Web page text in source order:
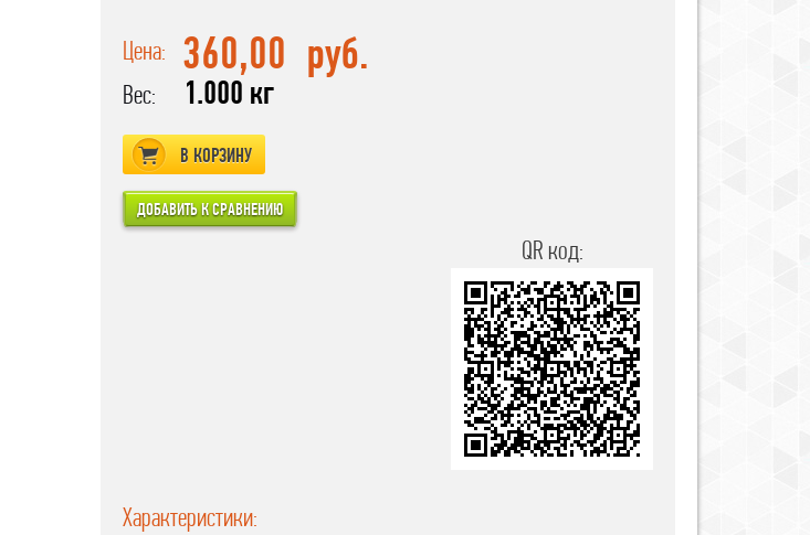
Цена: 360,00 руб.
Вес: 1.000 кг
В КОРЗИНУ
QR код:
Характеристики: